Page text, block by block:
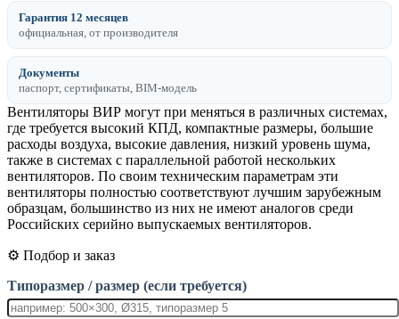
Гарантия 12 месяцев
официальная, от производителя
Документы
паспорт, сертификаты, BIM-модель
Вентиляторы ВИР могут при меняться в различных системах,
где требуется высокий КПД, компактные размеры, большие
расходы воздуха, высокие давления, низкий уровень шума,
также в системах с параллельной работой нескольких
вентиляторов. По своим техническим параметрам эти
вентиляторы полностью соответствуют лучшим зарубежным
образцам, большинство из них не имеют аналогов среди
Российских серийно выпускаемых вентиляторов.
⚙️ Подбор и заказ
Типоразмер / размер (если требуется)